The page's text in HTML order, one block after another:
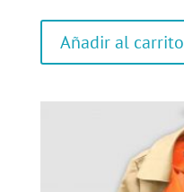
Añadir al carrito